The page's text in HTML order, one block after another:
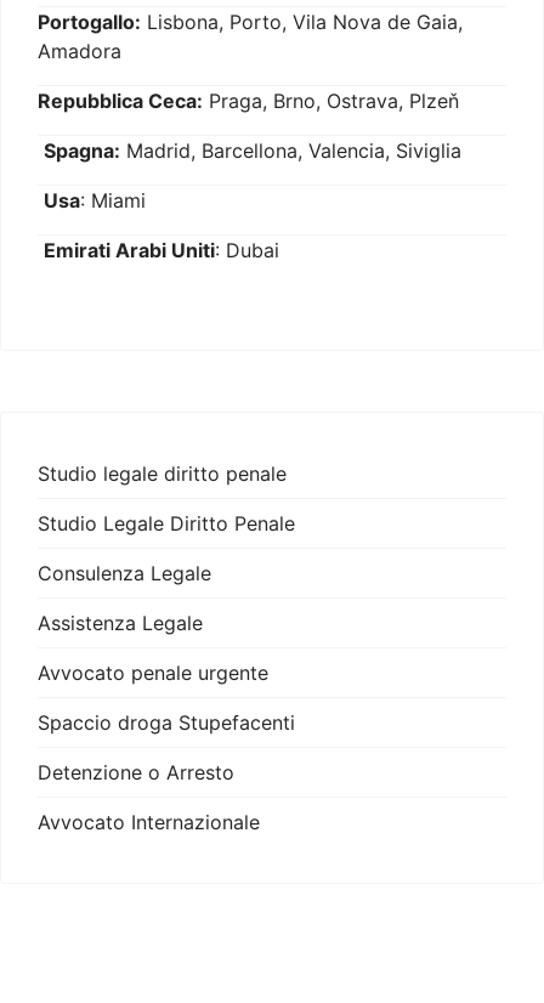
Portogallo: Lisbona, Porto, Vila Nova de Gaia,
Amadora
Repubblica Ceca: Praga, Brno, Ostrava, Plzeň
Spagna: Madrid, Barcellona, Valencia, Siviglia
Usa: Miami
Emirati Arabi Uniti: Dubai
Studio legale diritto penale
Studio Legale Diritto Penale
Consulenza Legale
Assistenza Legale
Avvocato penale urgente
Spaccio droga Stupefacenti
Detenzione o Arresto
Avvocato Internazionale